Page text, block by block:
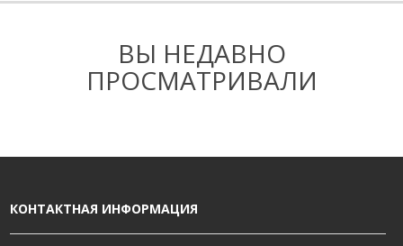
ВЫ НЕДАВНО
ПРОСМАТРИВАЛИ
КОНТАКТНАЯ ИНФОРМАЦИЯ